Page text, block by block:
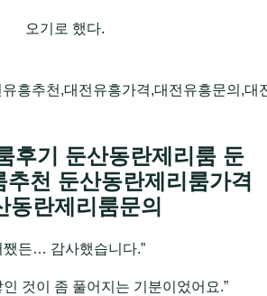
오기로 했다.
흥추천,대전유흥가격,대전유흥문의,
후기 둔산동란제리룸 둔
추천 둔산동란제리룸가격
동란제리룸문의
쨌든… 감사했습니다.”
인 것이 좀 풀어지는 기분이었어요.”